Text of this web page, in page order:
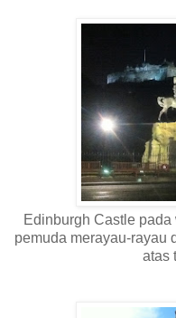
Edinburgh Castle
pemuda merayau-rayau
atas